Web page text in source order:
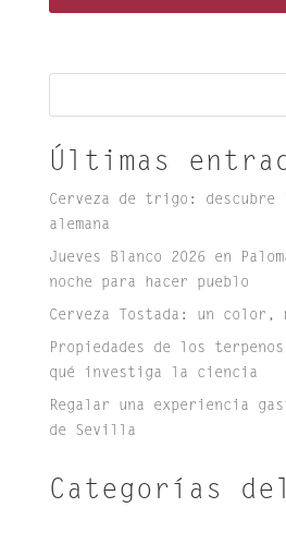
Últimas
Cerveza de trigo: descubre
alemana
Jueves Blanco 2026 en
noche para hacer pueblo
Cerveza Tostada: un color,
Propiedades de los
qué investiga la ciencia
Regalar una experiencia
de Sevilla
Categorías